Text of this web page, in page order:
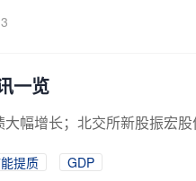
一览
幅增长；北交所新股振宏
提质
GDP